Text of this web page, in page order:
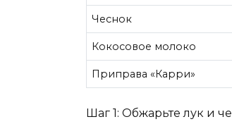
Чеснок
Кокосовое молоко
Приправа «Карри»
Шаг 1: Обжарьте лук и